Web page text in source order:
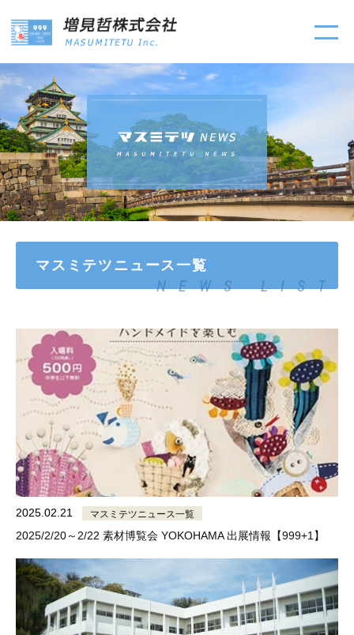
マスミテツニュース一覧
NEWS LIST
2025.02.21 マスミテツニュース一覧
2025/2/20～2/22 素材博覧会 YOKOHAMA 出展情報【999+1】